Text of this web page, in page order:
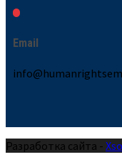
Email
Разработка сайта -